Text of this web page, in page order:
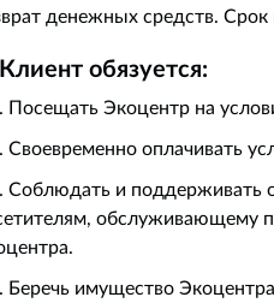
денежных средств.
обязуется:
Посещать Экоцентр на
Своевременно оплачивать
Соблюдать и поддерживать
обслуживающему
Беречь имущество